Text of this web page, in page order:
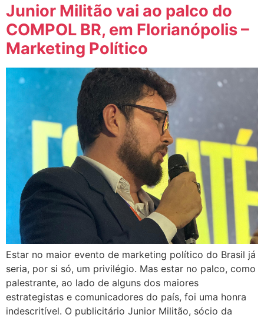
Junior Militão vai ao palco do
COMPOL BR, em Florianópolis –
Marketing Político
Estar no maior evento de marketing político do Brasil já
seria, por si só, um privilégio. Mas estar no palco, como
palestrante, ao lado de alguns dos maiores
estrategistas e comunicadores do país, foi uma honra
indescritível. O publicitário Junior Militão, sócio da